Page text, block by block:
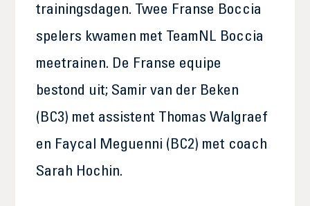
trainingsdagen. Twee Franse Boccia
spelers kwamen met TeamNL Boccia
meetrainen. De Franse equipe
bestond uit; Samir van der Beken
(BC3) met assistent Thomas Walgraef
en Faycal Meguenni (BC2) met coach
Sarah Hochin.